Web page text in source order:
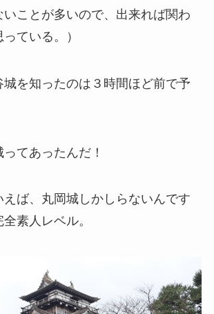
ことが多いので、出来れば関わ
ている。）
城を知ったのは３時間ほど前で予
てあったんだ！
ば、丸岡城しかしらないんです
素人レベル。